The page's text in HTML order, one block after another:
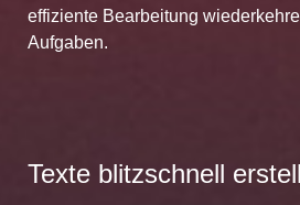
effiziente Bearbeitung
Aufgaben.
Texte blitzschnell